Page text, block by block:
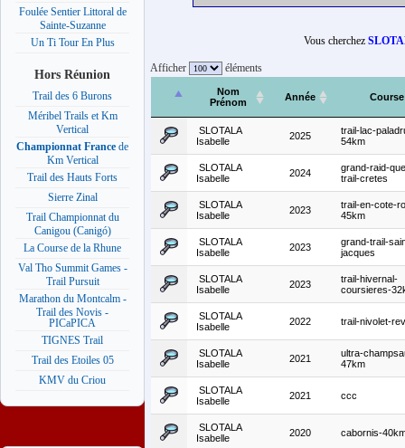
Foulée Sentier Littoral de
Sainte-Suzanne
Un Ti Tour En Plus
Hors Réunion
Trail des 6 Burons
Méribel Trails et Km
Vertical
Championnat France de
Km Vertical
Trail des Hauts Forts
Sierre Zinal
Trail Championnat du
Canigou (Canigó)
La Course de la Rhune
Val Tho Summit Games -
Trail Pursuit
Marathon du Montcalm -
Trail des Novis -
PICaPICA
TIGNES Trail
Trail des Etoiles 05
KMV du Criou
Vous cherchez
Afficher éléments
Nom
Prénom
Année Course
SLOTALA
Isabelle
2025
trail-lac-
54km
SLOTALA
Isabelle
2024
grand-raid-
trail-cretes
SLOTALA
Isabelle
2023
trail-en-cote-
45km
SLOTALA
Isabelle
2023
grand-trail-
jacques
SLOTALA
Isabelle
2023
trail-hivernal-
coursieres-
SLOTALA
Isabelle
2022 trail-nivolet-
SLOTALA
Isabelle
2021
ultra-
47km
SLOTALA
Isabelle
2021 ccc
SLOTALA
Isabelle
2020 cabornis-